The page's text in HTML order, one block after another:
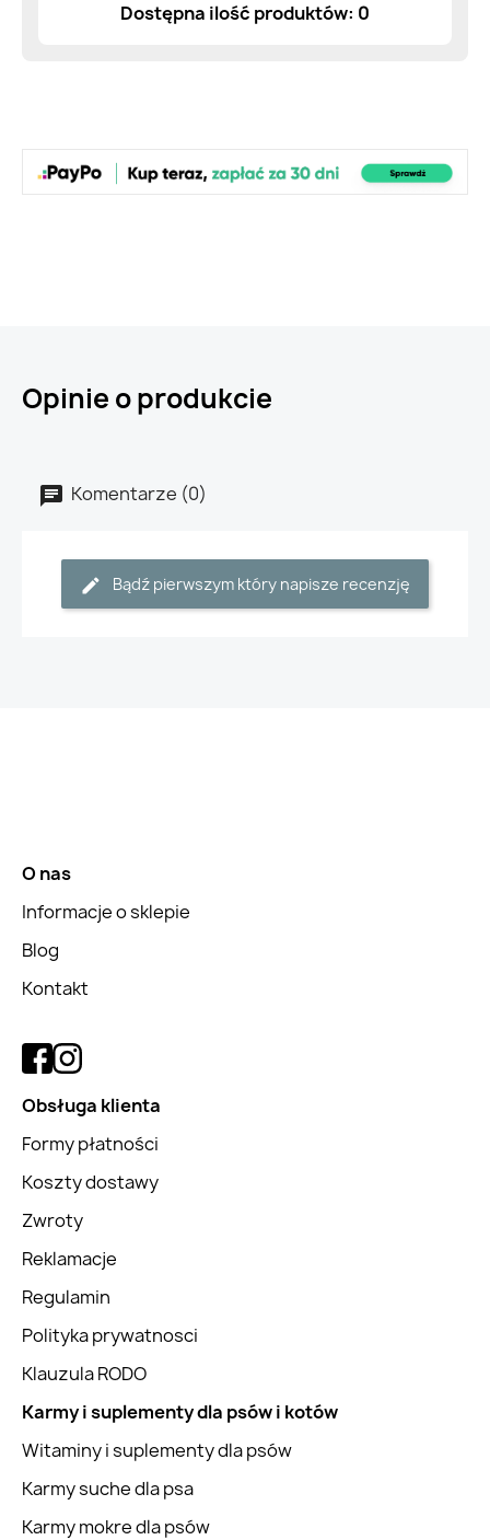
Dostępna ilość produktów: 0
Opinie o produkcie
Komentarze (0)
Bądź pierwszym który napisze recenzję
O nas
Informacje o sklepie
Blog
Kontakt
Obsługa klienta
Formy płatności
Koszty dostawy
Zwroty
Reklamacje
Regulamin
Polityka prywatnosci
Klauzula RODO
Karmy i suplementy dla psów i kotów
Witaminy i suplementy dla psów
Karmy suche dla psa
Karmy mokre dla psów